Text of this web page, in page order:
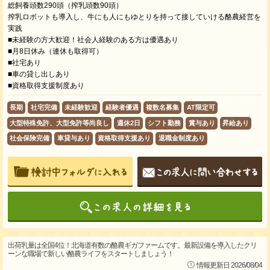
総飼養頭数290頭（搾乳頭数90頭）
搾乳ロボットも導入し、牛にも人にもゆとりを持って接していける酪農経営を
実践
■未経験の方大歓迎！社会人経験のある方は優遇あり
■月8日休み（連休も取得可）
■社宅あり
■車の貸し出しあり
■資格取得支援制度あり
長期 社宅完備 未経験歓迎 経験者優遇 複数名募集 AT限定可
大型特殊免許、大型免許等尚良し 週休2日 シフト勤務 賞与あり 昇給あり
社会保険完備 車貸与あり 資格取得支援あり 退職金制度あり
出荷乳量は全国4位！北海道有数の酪農ギガファームです。最新設備を導入したクリ
ーンな職場で新しい酪農ライフをスタートしましょう！
情報更新日 2026/08/04